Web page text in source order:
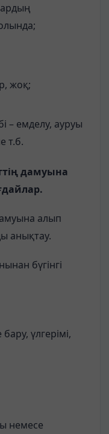
жоқ;
– емделу, ауруы
т.б.
дамуына
алып
анықтау.
бүгінгі
үлгерімі,
немесе